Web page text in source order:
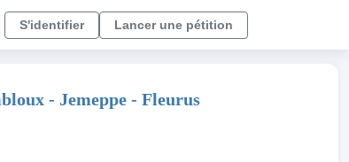
S'identifier Lancer une pétition
- Jemeppe - Fleurus